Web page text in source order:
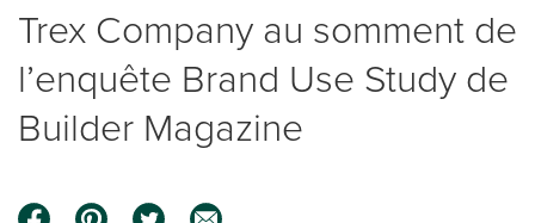
Trex Company au somment de
l’enquête Brand Use Study de
Builder Magazine